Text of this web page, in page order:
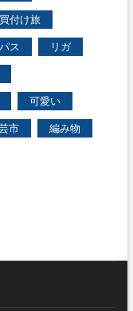
付け旅
ス リガ
可愛い
市 編み物